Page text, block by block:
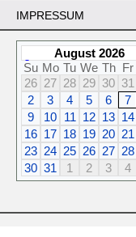
IMPRESSUM
August 2026
Su Mo Tu We Th Fr
26 27 28 29 30 31
2
3 4 5 6 7
9
10 11 12 13 14
16 17 18 19 20 21
23 24 25 26 27 28
30 31 1 2 3 4